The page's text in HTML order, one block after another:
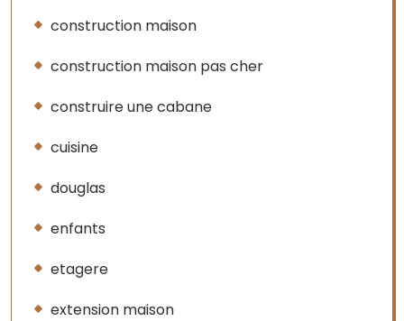
construction maison
construction maison pas cher
construire une cabane
cuisine
douglas
enfants
etagere
extension maison